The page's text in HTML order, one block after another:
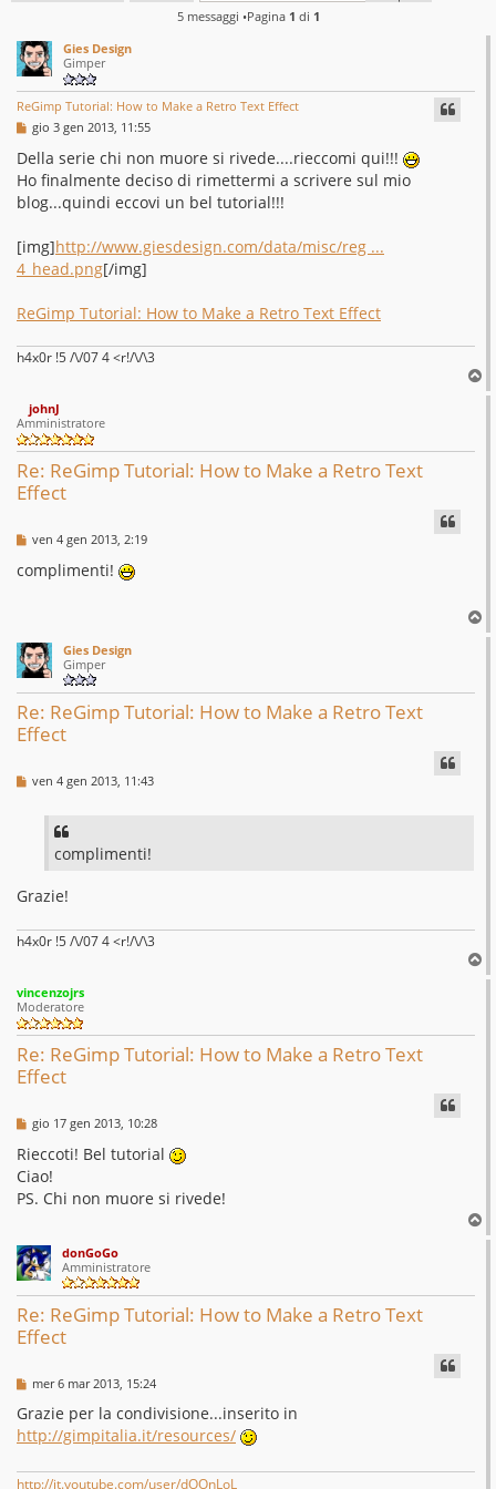
5 messaggi •Pagina 1 di 1
Gies Design
Gimper
ReGimp Tutorial: How to Make a Retro Text Effect
M
e
s
s
a
g
g
o
gio 3 gen 2013, 11:55
Della serie chi non muore si rivede....rieccomi qui!!!
Ho finalmente deciso di rimettermi a scrivere sul mio
blog...quindi eccovi un bel tutorial!!!
[img]http://www.giesdesign.com/data/misc/reg ...
4_head.png[/img]
ReGimp Tutorial: How to Make a Retro Text Effect
h4x0r !5 /\/07 4 <r!/\/\3
o
johnJ
Amministratore
Re: ReGimp Tutorial: How to Make a Retro Text
Effect
M
s
s
i
o
ven 4 gen 2013, 2:19
complimenti!
o
Gies Design
Gimper
Re: ReGimp Tutorial: How to Make a Retro Text
Effect
M
o
ven 4 gen 2013, 11:43
complimenti!
Grazie!
h4x0r !5 /\/07 4 <r!/\/\3
o
vincenzojrs
Moderatore
Re: ReGimp Tutorial: How to Make a Retro Text
Effect
M
e
s
s
a
g
g
gio 17 gen 2013, 10:28
Rieccoti! Bel tutorial
Ciao!
PS. Chi non muore si rivede!
o
donGoGo
Amministratore
Re: ReGimp Tutorial: How to Make a Retro Text
Effect
M
s
s
a
g
i
mer 6 mar 2013, 15:24
Grazie per la condivisione...inserito in
http://gimpitalia.it/resources/
http://it.youtube.com/user/dOOnLoL